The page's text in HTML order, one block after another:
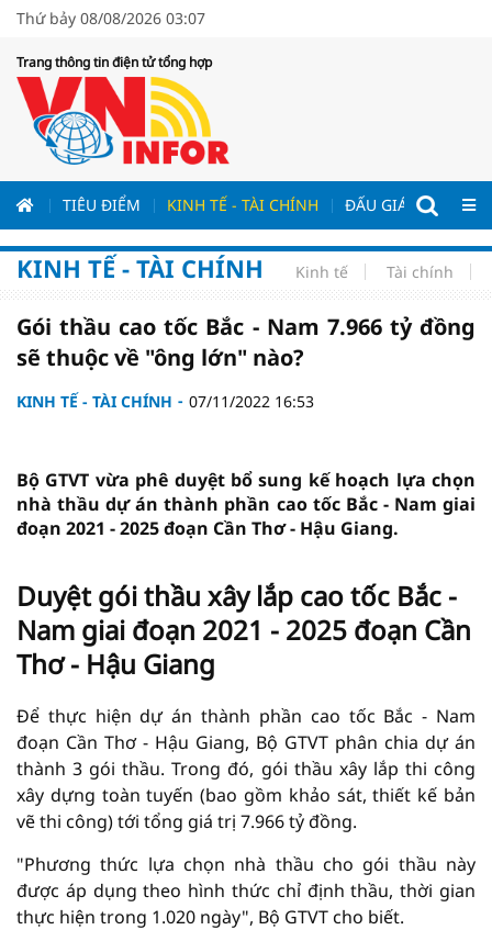
Thứ bảy 08/08/2026 03:07
Trang thông tin điện tử tổng hợp
TIÊU ĐIỂM KINH TẾ - TÀI CHÍNH ĐẤU GIÁ - ĐẤU
KINH TẾ - TÀI CHÍNH Kinh tế Tài chính
Gói thầu cao tốc Bắc - Nam 7.966 tỷ đồng
sẽ thuộc về "ông lớn" nào?
KINH TẾ - TÀI CHÍNH 07/11/2022 16:53
Bộ GTVT vừa phê duyệt bổ sung kế hoạch lựa chọn
nhà thầu dự án thành phần cao tốc Bắc - Nam giai
đoạn 2021 - 2025 đoạn Cần Thơ - Hậu Giang.
Duyệt gói thầu xây lắp cao tốc Bắc -
Nam giai đoạn 2021 - 2025 đoạn Cần
Thơ - Hậu Giang
Để thực hiện dự án thành phần cao tốc Bắc - Nam
đoạn Cần Thơ - Hậu Giang, Bộ GTVT phân chia dự án
thành 3 gói thầu. Trong đó, gói thầu xây lắp thi công
xây dựng toàn tuyến (bao gồm khảo sát, thiết kế bản
vẽ thi công) tới tổng giá trị 7.966 tỷ đồng.
"Phương thức lựa chọn nhà thầu cho gói thầu này
được áp dụng theo hình thức chỉ định thầu, thời gian
thực hiện trong 1.020 ngày", Bộ GTVT cho biết.